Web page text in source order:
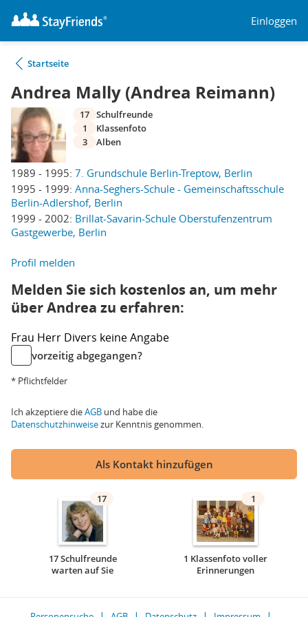
Einloggen
Startseite
Andrea Mally (Andrea Reimann)
1989 - 1995: 7. Grundschule Berlin-Treptow, Berlin
1995 - 1999: Anna-Seghers-Schule - Gemeinschaftsschule
Berlin-Adlershof, Berlin
1999 - 2002: Brillat-Savarin-Schule Oberstufenzentrum
Gastgewerbe, Berlin
17 Schulfreunde
1
Klassenfoto
3
Alben
Profil melden
Melden Sie sich kostenlos an, um mehr
über Andrea zu erfahren:
Frau Herr Divers keine Angabe
vorzeitig abgegangen?
* Pflichtfelder
Ich akzeptiere dieAGB und habe die
Datenschutzhinweisezur Kenntnis genommen.
Als Kontakt hinzufügen
17
17 Schulfreunde
warten auf Sie
1
1 Klassenfoto voller
Erinnerungen